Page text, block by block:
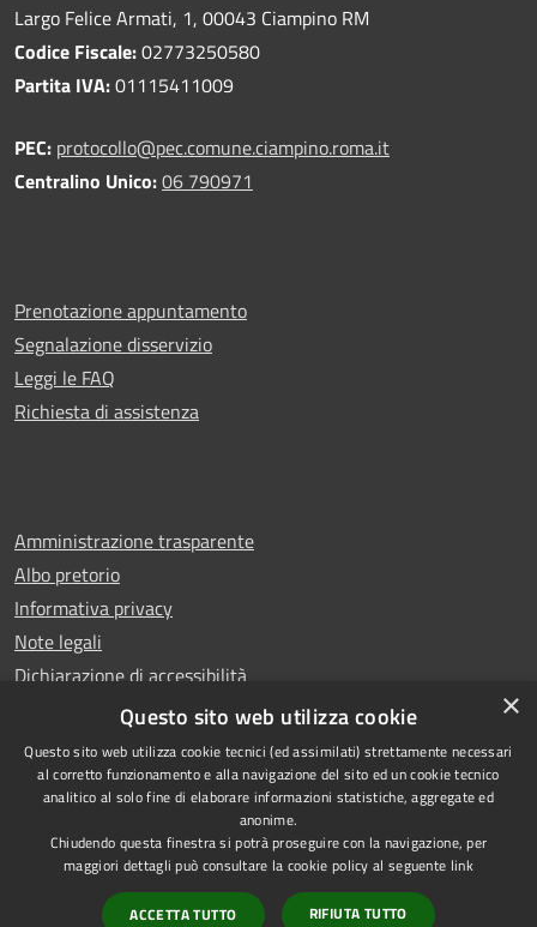
Largo Felice Armati, 1, 00043 Ciampino RM
Codice Fiscale:02773250580
Partita IVA:01115411009
PEC: protocollo@pec.comune.ciampino.roma.it
Centralino Unico:06 790971
Prenotazione appuntamento
Segnalazione disservizio
Leggi le FAQ
Richiesta di assistenza
Amministrazione trasparente
Albo pretorio
Informativa privacy
Note legali
Dichiarazione di accessibilità
Whistleblowing
Accessibilità
di Ciampino
Powered byMunicipium
×
Questo sito web utilizza cookie
Questo sito web utilizza cookie tecnici (ed assimilati) strettamente necessari
al corretto funzionamento e alla navigazione del sito ed un cookie tecnico
analitico al solo fine di elaborare informazioni statistiche, aggregate ed
anonime.
Chiudendo questa finestra si potrà proseguire con la navigazione, per
maggiori dettagli può consultare la cookie policy al seguente link
ACCETTA TUTTO RIFIUTA TUTTO